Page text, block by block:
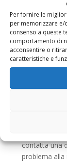
Per fornire le
per memorizzare e/
consenso a queste
comportamento di
acconsentire o
caratteristiche e
Tapparelle
grado di
nostre mani
persone
preoccuparvi
fonda o
mettersi al
perché sono
formate,
si contatta la
contatta una
problema alla